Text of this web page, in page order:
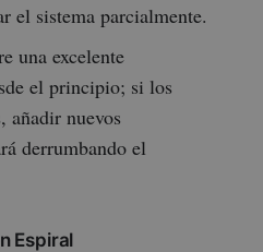
el sistema parcialmente.
una excelente
el principio; si los
añadir nuevos
derrumbando el
Espiral